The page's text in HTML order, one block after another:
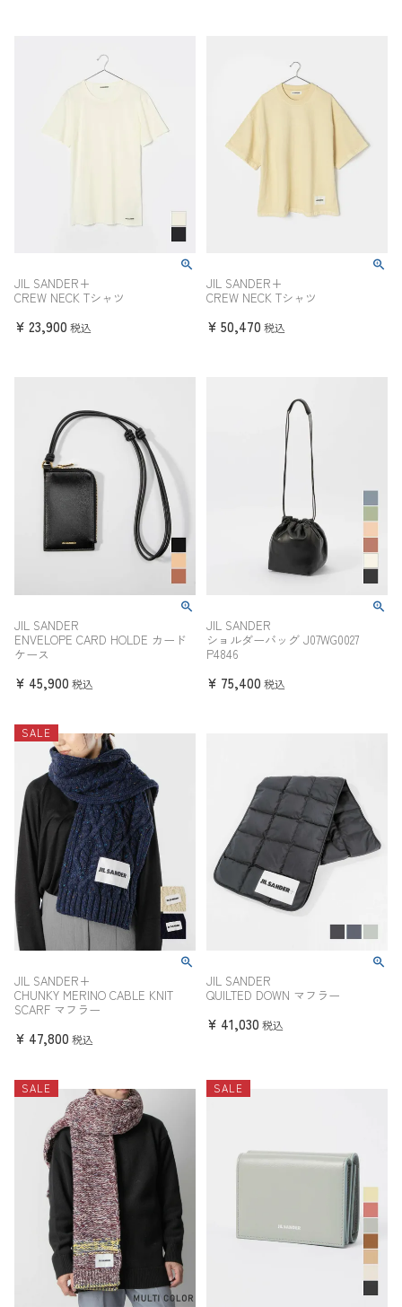
JIL SANDER+
CREW NECK Tシャツ
¥ 23,900 税込
JIL SANDER+
CREW NECK Tシャツ
¥ 50,470 税込
JIL SANDER
ENVELOPE CARD HOLDE カード
ケース
¥ 45,900 税込
JIL SANDER
ショルダーバッグ J07WG0027
P4846
¥ 75,400 税込
SALE
JIL SANDER+
CHUNKY MERINO CABLE KNIT
SCARF マフラー
¥ 47,800 税込
JIL SANDER
QUILTED DOWN マフラー
¥ 41,030 税込
SALE SALE